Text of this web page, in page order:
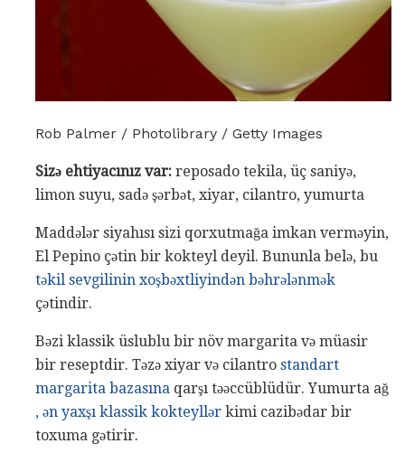
Rob Palmer / Photolibrary / Getty Images
Sizə ehtiyacınız var: reposado tekila, üç saniyə,
limon suyu, sadə şərbət, xiyar, cilantro, yumurta
Maddələr siyahısı sizi qorxutmağa imkan verməyin,
El Pepino çətin bir kokteyl deyil. Bununla belə, bu
təkil sevgilinin xoşbəxtliyindən bəhrələnmək
çətindir.
Bəzi klassik üslublu bir növ margarita və müasir
bir reseptdir. Təzə xiyar və cilantro standart
margarita bazasına qarşı təəccüblüdür. Yumurta ağ
, ən yaxşı klassik kokteyllər kimi cazibədar bir
toxuma gətirir.